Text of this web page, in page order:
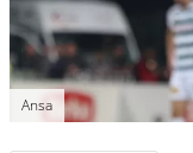
Ansa